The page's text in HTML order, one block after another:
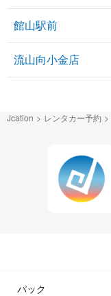
館山駅前
流山向小金店
Jcation レンタカー予約
パック